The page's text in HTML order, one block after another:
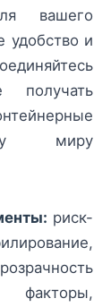
вашего
удобство и
получать
миру
риск-